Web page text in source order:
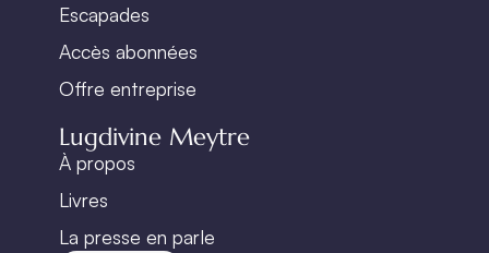
Escapades
Accès abonnées
Offre entreprise
Lugdivine Meytre
À propos
Livres
La presse en parle